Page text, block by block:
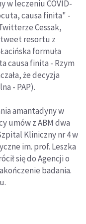
w leczeniu COVID-
causa finita" -
Cessak,
tweet resortu z
formuła
causa finita - Rzym
że decyzja
- PAP).
amantadyny w
umów z ABM dwa
Kliniczny nr 4 w
im. prof. Leszka
się do Agencji o
badania.